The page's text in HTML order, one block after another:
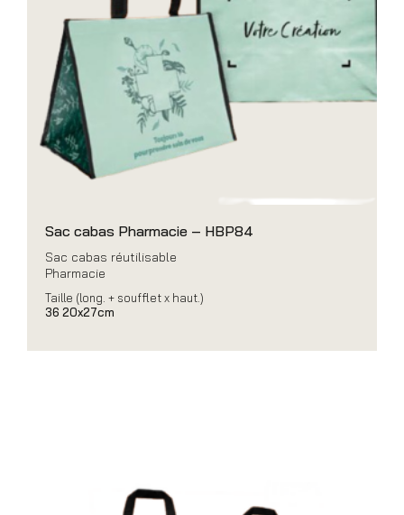
Sac cabas Pharmacie – HBP84
Sac cabas réutilisable
Pharmacie
Taille (long. + soufflet x haut.)
36 20x27cm